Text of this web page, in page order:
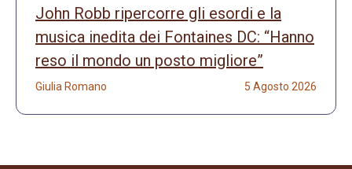
John Robb ripercorre gli esordi e la
musica inedita dei Fontaines DC: “Hanno
reso il mondo un posto migliore”
Giulia Romano 5 Agosto 2026